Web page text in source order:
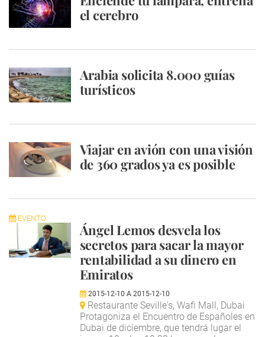
el cerebro
Arabia solicita 8.000 guías
turísticos
Viajar en avión con una visión
de 360 grados ya es posible
EVENTO
Ángel Lemos desvela los
secretos para sacar la mayor
rentabilidad a su dinero en
Emiratos
2015-12-10 A 2015-12-10
Restaurante Seville's, Wafi Mall, Dubai
Protagoniza el Encuentro de Españoles en
Dubai de diciembre, que tendrá lugar el